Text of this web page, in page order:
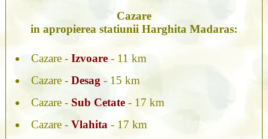
Cazare
in apropierea statiunii Harghita Madaras:
Cazare - Izvoare- 11 km
Cazare - Desag - 15 km
Cazare - Sub Cetate- 17 km
Cazare - Vlahita - 17 km